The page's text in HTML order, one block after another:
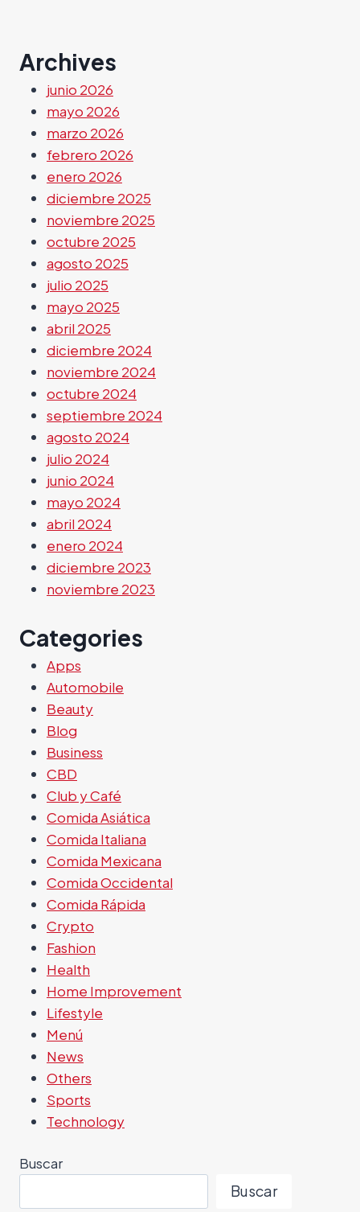
Archives
junio 2026
mayo 2026
marzo 2026
febrero 2026
enero 2026
diciembre 2025
noviembre 2025
octubre 2025
agosto 2025
julio 2025
mayo 2025
abril 2025
diciembre 2024
noviembre 2024
octubre 2024
septiembre 2024
agosto 2024
julio 2024
junio 2024
mayo 2024
abril 2024
enero 2024
diciembre 2023
noviembre 2023
Categories
Apps
Automobile
Beauty
Blog
Business
CBD
Club y Café
Comida Asiática
Comida Italiana
Comida Mexicana
Comida Occidental
Comida Rápida
Crypto
Fashion
Health
Home Improvement
Lifestyle
Menú
News
Others
Sports
Technology
Buscar
Buscar